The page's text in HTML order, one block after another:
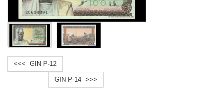
<<< GIN P-12
GIN P-14 >>>